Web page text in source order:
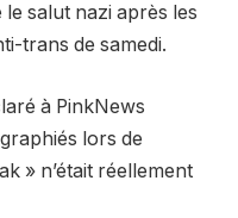
salut nazi après les
trans de samedi.
à PinkNews
lors de
» n’était réellement